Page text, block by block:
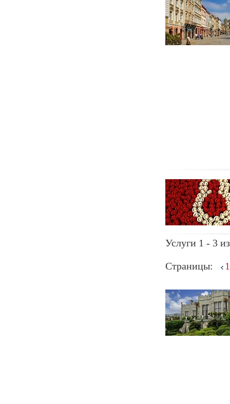
Услуги 1 - 3
Страницы: 1